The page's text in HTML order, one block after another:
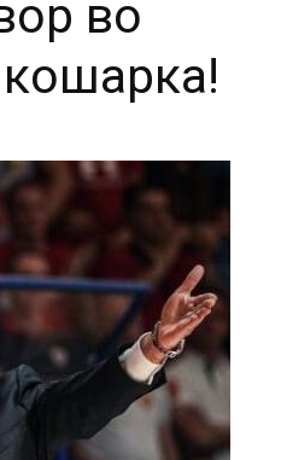
во
кошарка!